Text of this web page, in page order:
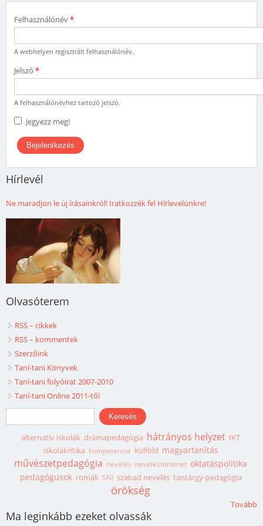
Felhasználónév*
A webhelyen regisztrált felhasználónév.
Jelszó *
A felhasználónévhez tartozó jelszó.
Jegyezz meg!
Hírlevél
Ne maradjon le új írásainkról! Iratkozzék fel Hírlevelünkre!
Olvasóterem
RSS – cikkek
RSS – kommentek
Szerzőink
Taní-tani Könyvek
Taní-tani folyóirat 2007-2010
Taní-tani Online 2011-től
Keresés űrlap
Keresés
alternatív iskolák drámapedagógia hátrányos helyzet IKT
iskolakritika kompetencia külföld magyartanítás
művészetpedagógia nevelés neveléstörténet oktatáspolitika
pedagógusok romák SNI szabad nevelés tantárgy-pedagógia
örökség
Tovább
Ma leginkább ezeket olvassák